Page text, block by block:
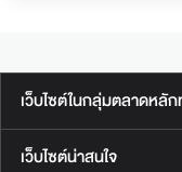
เว็บไซต์ในกลุ่มตลาดหลั
เว็บไซต์น่าสนใจ